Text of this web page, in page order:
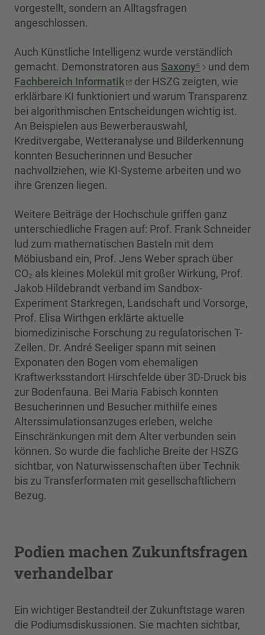
vorgestellt, sondern an Alltagsfragen
angeschlossen.
Auch Künstliche Intelligenz wurde verständlich
gemacht. Demonstratoren aus Saxony⁵
und dem
Fachbereich Informatik
der HSZG zeigten, wie
erklärbare KI funktioniert und warum Transparenz
bei algorithmischen Entscheidungen wichtig ist.
An Beispielen aus Bewerberauswahl,
Kreditvergabe, Wetteranalyse und Bilderkennung
konnten Besucherinnen und Besucher
nachvollziehen, wie KI-Systeme arbeiten und wo
ihre Grenzen liegen.
Weitere Beiträge der Hochschule griffen ganz
unterschiedliche Fragen auf: Prof. Frank Schneider
lud zum mathematischen Basteln mit dem
Möbiusband ein, Prof. Jens Weber sprach über
CO₂ als kleines Molekül mit großer Wirkung, Prof.
Jakob Hildebrandt verband im Sandbox-
Experiment Starkregen, Landschaft und Vorsorge,
Prof. Elisa Wirthgen erklärte aktuelle
biomedizinische Forschung zu regulatorischen T-
Zellen. Dr. André Seeliger spann mit seinen
Exponaten den Bogen vom ehemaligen
Kraftwerksstandort Hirschfelde über 3D-Druck bis
zur Bodenfauna. Bei Maria Fabisch konnten
Besucherinnen und Besucher mithilfe eines
Alterssimulationsanzuges erleben, welche
Einschränkungen mit dem Alter verbunden sein
können. So wurde die fachliche Breite der HSZG
sichtbar, von Naturwissenschaften über Technik
bis zu Transferformaten mit gesellschaftlichem
Bezug.
Podien machen Zukunftsfragen
verhandelbar
Ein wichtiger Bestandteil der Zukunftstage waren
die Podiumsdiskussionen. Sie machten sichtbar,